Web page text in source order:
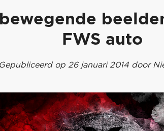
FWS auto
Gepubliceerd op 26 januari 2014 door